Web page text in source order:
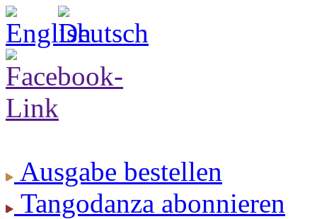
Ausgabe bestellen
Tangodanza abonnieren